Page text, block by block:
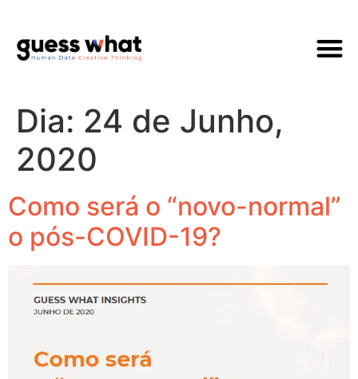
Dia: 24 de Junho,
2020
Como será o “novo-normal”
o pós-COVID-19?